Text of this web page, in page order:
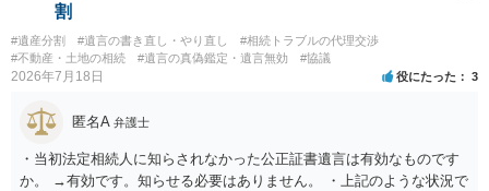
割
#遺産分割 #遺言の書き直し・やり直し
#相続トラブルの代理交渉
#不動産・土地の相続
#遺言の真偽鑑定・遺言無効 #協議
2026年7月18日 役にたった 3
匿名A 弁護士
・当初法定相続人に知らされなかった公正証書遺言は有効なものです
か。 →有効です。知らせる必要はありません。 ・上記のような状況で